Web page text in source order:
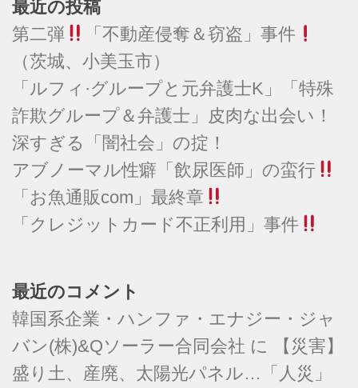
最近の投稿
第二弾
「不動産侵奪＆窃盗」事件
（茨城、小美玉市）
「ルフィ·グループと元弁護士K」「特殊
詐欺グループ＆弁護士」皮肉な出会い！
深すぎる「闇社会」の掟！
アブノーマル性癖「飲尿医師」の蛮行
「お魚通販com」最終章
「クレジットカード不正利用」事件
最近のコメント
韓国系企業・ハンファ・エナジー・ジャ
バン(株)&Qソーラー合同会社 に
【災害】
盛り土、産廃、太陽光パネル…「人災」